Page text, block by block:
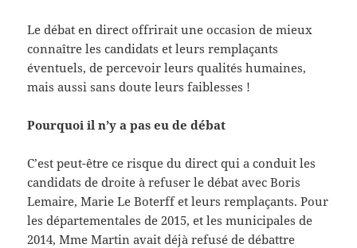
Le débat en direct offrirait une occasion de mieux
connaître les candidats et leurs remplaçants
éventuels, de percevoir leurs qualités humaines,
mais aussi sans doute leurs faiblesses !
Pourquoi il n’y a pas eu de débat
C’est peut-être ce risque du direct qui a conduit les
candidats de droite à refuser le débat avec Boris
Lemaire, Marie Le Boterff et leurs remplaçants. Pour
les départementales de 2015, et les municipales de
2014, Mme Martin avait déjà refusé de débattre